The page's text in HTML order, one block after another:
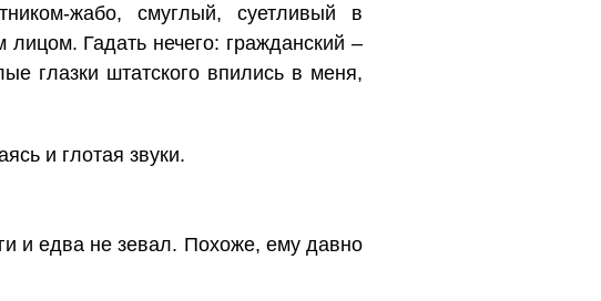
жабо, смуглый, суетливый в
Гадать нечего: гражданский –
глазки штатского впились в меня,
и глотая звуки.
и едва не зевал. Похоже, ему давно